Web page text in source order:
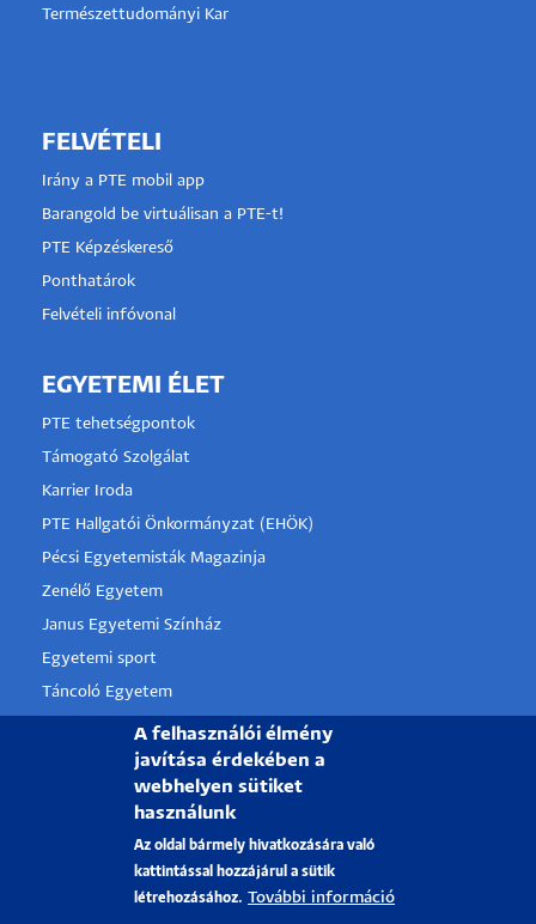
Természettudományi Kar
FELVÉTELI
Irány a PTE mobil app
Barangold be virtuálisan a PTE-t!
PTE Képzéskereső
Ponthatárok
Felvételi infóvonal
EGYETEMI ÉLET
PTE tehetségpontok
Támogató Szolgálat
Karrier Iroda
PTE Hallgatói Önkormányzat (EHÖK)
Pécsi Egyetemisták Magazinja
Zenélő Egyetem
Janus Egyetemi Színház
Egyetemi sport
Táncoló Egyetem
H-7622 Pécs, Vasvári Pál utca. 4.
Felvételi információk:iranyapte@pte.hu
A felhasználói élmény
javítása érdekében a
webhelyen sütiket
használunk
Az oldal bármely hivatkozására való
kattintással hozzájárul a sütik
létrehozásához. További információ